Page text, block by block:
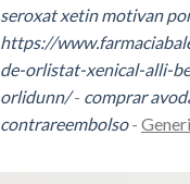
seroxat xetin motivan
https://
de-orlistat-xenical-alli-
orlidunn/- comprar
contrareembolso-